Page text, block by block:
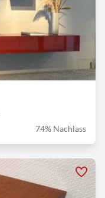
74% Nachlass